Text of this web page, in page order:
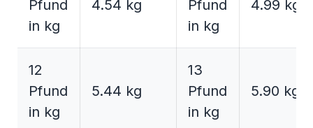
Pfund
in kg
4.54 kg
Pfund
in kg
4.99 kg
12
Pfund
in kg
5.44 kg
13
Pfund
in kg
5.90 kg